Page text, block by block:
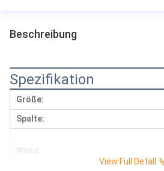
Beschreibung
Spezifikation
Größe:
Spalte:
View Full Detall